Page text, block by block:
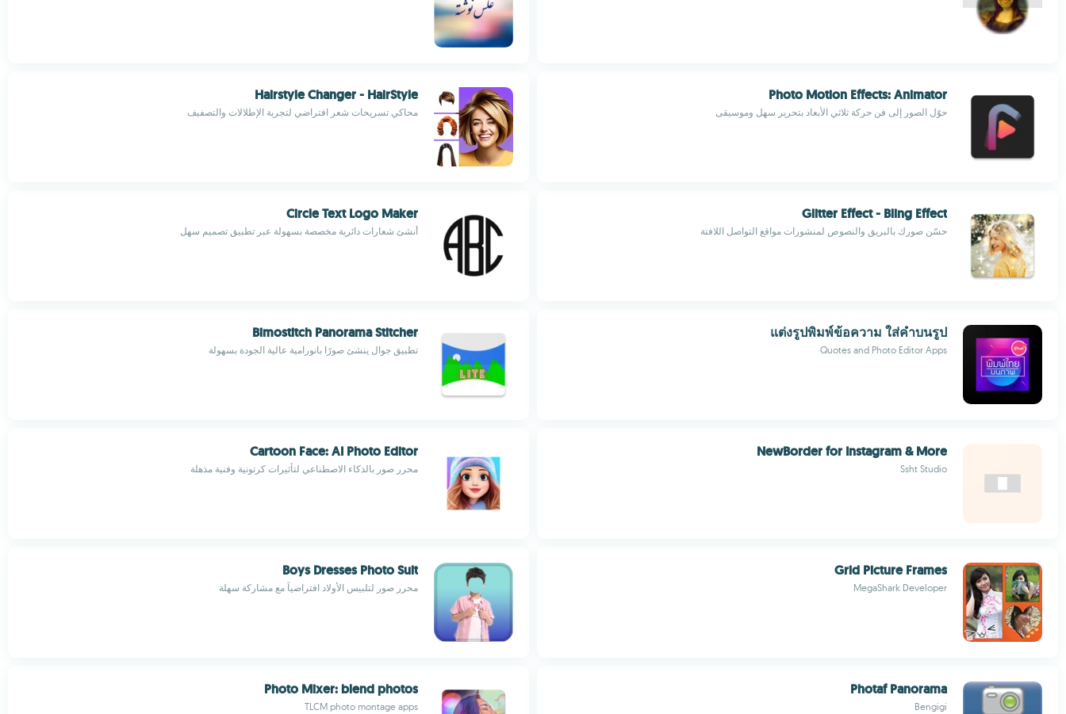
Photo Motion Effects: Animator
حوّل الصور إلى فن حركة ثلاثي الأبعاد بتحرير سهل وموسيقى
Hairstyle Changer - HairStyle
محاكي تسريحات شعر افتراضي لتجربة الإطلالات والتصفيف
Glitter Effect - Bling Effect
حسّن صورك بالبريق والنصوص لمنشورات مواقع التواصل اللافتة
Circle Text Logo Maker
أنشئ شعارات دائرية مخصصة بسهولة عبر تطبيق تصميم سهل
แต่งรูปพิมพ์ข้อความ ใส่คำบนรูป
Quotes and Photo Editor Apps
Bimostitch Panorama Stitcher
تطبيق جوال ينشئ صورًا بانورامية عالية الجودة بسهولة
NewBorder for Instagram & More
Ssht Studio
Cartoon Face: AI Photo Editor
محرر صور بالذكاء الاصطناعي لتأثيرات كرتونية وفنية مذهلة
Grid Picture Frames
MegaShark Developer
Boys Dresses Photo Suit
محرر صور لتلبيس الأولاد افتراضياً مع مشاركة سهلة
Photaf Panorama
Bengigi
Photo Mixer: blend photos
TLCM photo montage apps